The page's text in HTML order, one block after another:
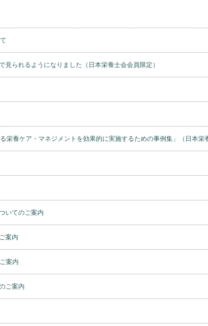
見られるようになりました（日本栄養士会会員限定）
栄養ケア・マネジメントを効果的に実施するための事例集」（日本栄
いてのご案内
案内
案内
ご案内